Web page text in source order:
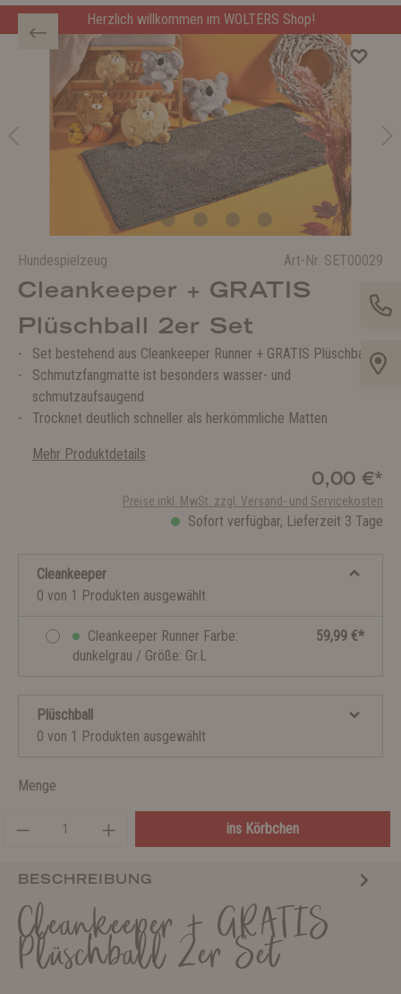
Herzlich willkommen im WOLTERS Shop!
Hundespielzeug Art-Nr. SET00029
Cleankeeper + GRATIS
Plüschball 2er Set
Set bestehend aus Cleankeeper Runner + GRATIS Plüschball
Schmutzfangmatte ist besonders wasser- und
schmutzaufsaugend
Trocknet deutlich schneller als herkömmliche Matten
Mehr Produktdetails
0,00 €*
Preise inkl. MwSt. zzgl. Versand- und Servicekosten
Sofort verfügbar, Lieferzeit 3 Tage
Cleankeeper
0 von 1 Produkten ausgewählt
Cleankeeper Runner Farbe:
dunkelgrau / Größe: Gr.L
59,99 €*
Plüschball
0 von 1 Produkten ausgewählt
Menge
ins Körbchen
BESCHREIBUNG
Cleankeeper + GRATIS
Plüschball 2er Set